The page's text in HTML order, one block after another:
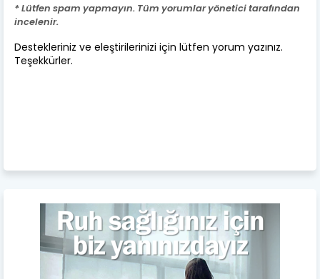
* Lütfen spam yapmayın. Tüm yorumlar yönetici tarafından
incelenir.
Destekleriniz ve eleştirilerinizi için lütfen yorum yazınız.
Teşekkürler.